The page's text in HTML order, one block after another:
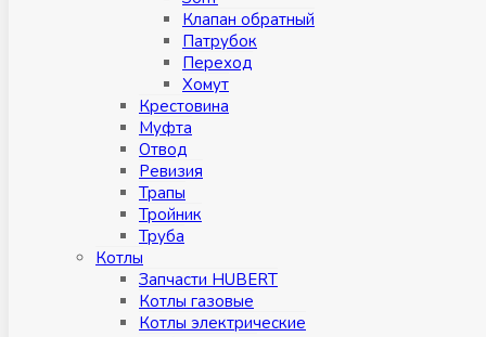
Клапан обратный
Патрубок
Переход
Хомут
Крестовина
Муфтa
Отвод
Ревизия
Трапы
Тройник
Труба
Котлы
Запчасти HUBERT
Котлы газовые
Котлы электрические